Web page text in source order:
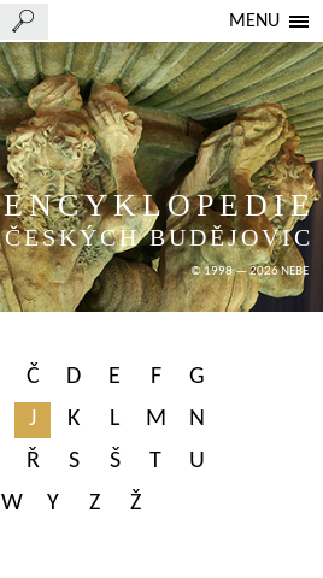
MENU
ENCYKLOPEDIE
ČESKÝCH BUDĚJOVIC
© 1998 — 2026 NEBE
Č D E F
G
J K L M
N
Ř S Š T
U
W Y Z Ž